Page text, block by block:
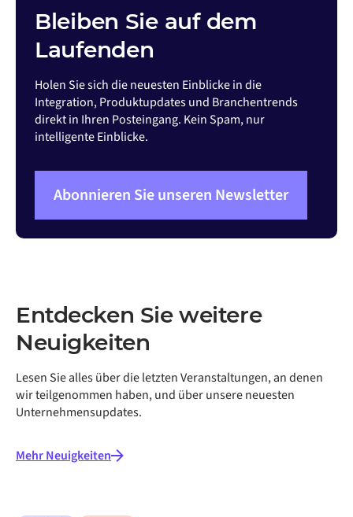
Bleiben Sie auf dem
Laufenden
Holen Sie sich die neuesten Einblicke in die
Integration, Produktupdates und Branchentrends
direkt in Ihren Posteingang. Kein Spam, nur
intelligente Einblicke.
Abonnieren Sie unseren Newsletter
Entdecken Sie weitere
Neuigkeiten
Lesen Sie alles über die letzten Veranstaltungen, an denen
wir teilgenommen haben, und über unsere neuesten
Unternehmensupdates.
Mehr Neuigkeiten